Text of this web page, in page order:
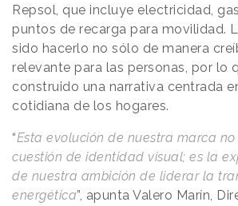
Repsol, que incluye electricidad,
puntos de recarga para movilidad.
sido hacerlo no sólo de manera
relevante para las personas, por lo
construido una narrativa centrada
cotidiana de los hogares.
“Esta evolución de nuestra marca no
cuestión de identidad visual; es la
de nuestra ambición de liderar la
energética”, apunta Valero Marín,